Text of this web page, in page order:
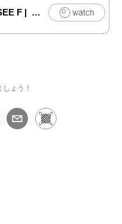
F |
アート
ょう！